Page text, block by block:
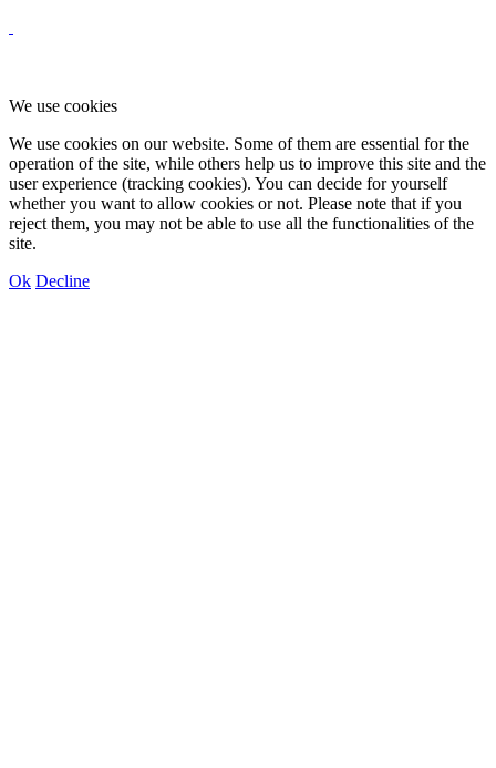
We use cookies
We use cookies on our website. Some of them are essential for the
operation of the site, while others help us to improve this site and the
user experience (tracking cookies). You can decide for yourself
whether you want to allow cookies or not. Please note that if you
reject them, you may not be able to use all the functionalities of the
site.
Ok Decline